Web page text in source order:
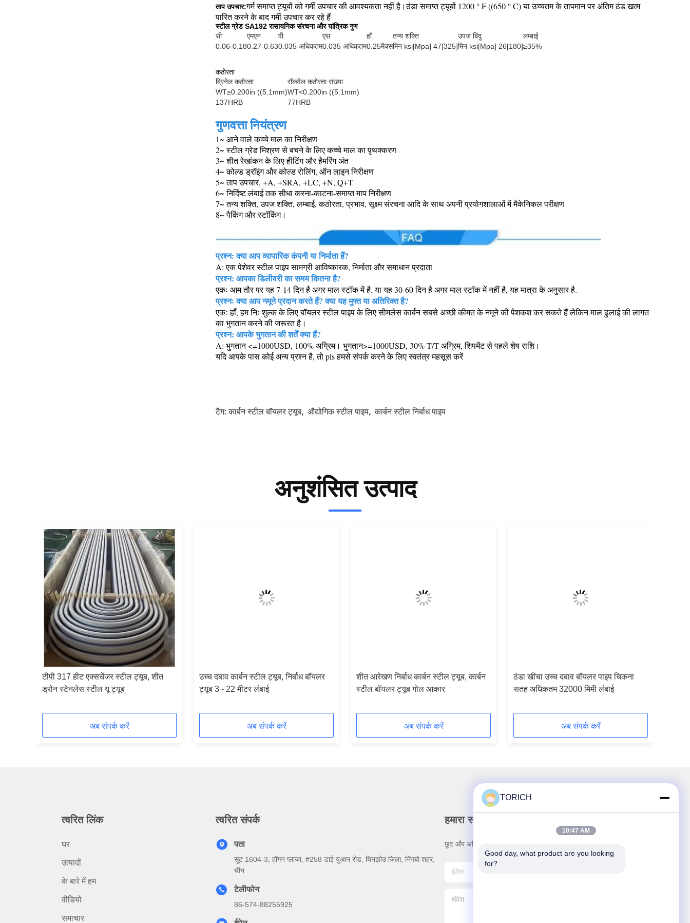
ताप उपचार:गर्म समाप्त ट्यूबों को गर्मी उपचार की आवश्यकता नहीं है।ठंडा समाप्त ट्यूबों 1200 ° F ((650 ° C) या उच्चतम के तापमान पर अंतिम ठंड खत्म
पारित करने के बाद गर्मी उपचार कर रहे हैं
स्टील ग्रेड SA192 रासायनिक संरचना और यांत्रिक गुण
सी
एमएन पी एस हाँ तन्य शक्ति उपज बिंदु
लम्बाई
0.06-0.180.27-0.630.035 अधिकतम0.035 अधिकतम0.25मैक्समिन ksi[Mpa] 47[325]मिन ksi[Mpa] 26[180]≥35%
कठोरता
ब्रिनेल कठोरता
रॉकवेल कठोरता संख्या
WT≥0.200in ((5.1mm)WT<0.200in ((5.1mm)
137HRB
77HRB
गुणवत्ता नियंत्रण
1~ आने वाले कच्चे माल का निरीक्षण
2~ स्टील ग्रेड मिश्रण से बचने के लिए कच्चे माल का पृथक्करण
3~ शीत रेखांकन के लिए हीटिंग और हैमरिंग अंत
4~ कोल्ड ड्रॉइंग और कोल्ड रोलिंग, ऑन लाइन निरीक्षण
5~ ताप उपचार, +A, +SRA, +LC, +N, Q+T
6~ निर्दिष्ट लंबाई तक सीधा करना-काटना-समाप्त माप निरीक्षण
7~ तन्य शक्ति, उपज शक्ति, लम्बाई, कठोरता, प्रभाव, सूक्ष्म संरचना आदि के साथ अपनी प्रयोगशालाओं में मैकेनिकल परीक्षण
8~ पैकिंग और स्टॉकिंग।
प्रश्न: क्या आप व्यापारिक कंपनी या निर्माता हैं?
A: एक पेशेवर स्टील पाइप सामग्री आविष्कारक, निर्माता और समाधान प्रदाता
प्रश्न: आपका डिलीवरी का समय कितना है?
एकः आम तौर पर यह 7-14 दिन है अगर माल स्टॉक में है. या यह 30-60 दिन है अगर माल स्टॉक में नहीं है, यह मात्रा के अनुसार है.
प्रश्नः क्या आप नमूने प्रदान करते हैं? क्या यह मुफ्त या अतिरिक्त है?
एकः हाँ, हम निः शुल्क के लिए बॉयलर स्टील पाइप के लिए सीमलेस कार्बन सबसे अच्छी कीमत के नमूने की पेशकश कर सकते हैं लेकिन माल ढुलाई की लागत
का भुगतान करने की जरूरत है।
प्रश्न: आपके भुगतान की शर्तें क्या हैं?
A: भुगतान <=1000USD, 100% अग्रिम। भुगतान>=1000USD, 30% T/T अग्रिम, शिपमेंट से पहले शेष राशि।
यदि आपके पास कोई अन्य प्रश्न है, तो pls हमसे संपर्क करने के लिए स्वतंत्र महसूस करें
टैग:कार्बन स्टील बॉयलर ट्यूब, औद्योगिक स्टील पाइप,कार्बन स्टील निर्बाध पाइप
अनुशंसित उत्पाद
टीपी 317 हीट एक्सचेंजर स्टील ट्यूब, शीत
ड्रोन स्टेनलेस स्टील यू ट्यूब
अब संपर्क करें
उच्च दबाव कार्बन स्टील ट्यूब, निर्बाध बॉयलर
ट्यूब 3 - 22 मीटर लंबाई
अब संपर्क करें
शीत आरेखण निर्बाध कार्बन स्टील ट्यूब, कार्बन
स्टील बॉयलर ट्यूब गोल आकार
अब संपर्क करें
ठंडा खींचा उच्च दबाव बॉयलर पाइप चिकना
सतह अधिकतम 32000 मिमी लंबाई
अब संपर्क करें
त्वरित लिंक
घर
उत्पादों
के बारे में हम
वीडियो
समाचार
त्वरित संपर्क
पता
सूट 1604-3, होंगन प्लाजा, #258 डाई युआन रोड, यिनझोउ जिला, निंगबो शहर,
चीन
टेलीफोन
86-574-88255925
हमारा समाचार पत्र
छूट और अधिक के लिए हमारे न्यूज़लेटर की सदस्यता लें।
TORICH
10:47 AM
Good day, what product are you looking
for?